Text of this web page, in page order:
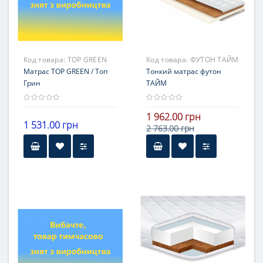
Гарантия
Код товара: TOP GREEN
Матрас TOP GREEN / Топ
Грин
1 531.00 грн
101-120 кг
Жесткость
средней жесткости
Гарантия
Код товара: ФУТОН ТАЙМ
Тонкий матрас футон
ТАЙМ
1 962.00 грн
2 763.00 грн
Нагрузка
101-120 кг
Жесткость
стороны с разной
жесткостью